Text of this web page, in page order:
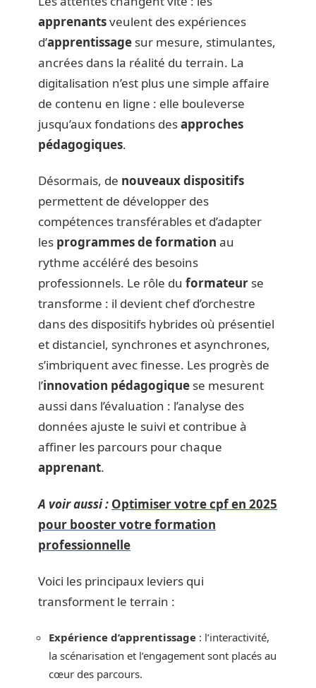
apprenantsveulent des expériences
d’apprentissage sur mesure, stimulantes,
ancrées dans la réalité du terrain. La
digitalisation n’est plus une simple affaire
de contenu en ligne : elle bouleverse
jusqu’aux fondations desapproches
pédagogiques.
Désormais, de nouveaux dispositifs
permettent de développer des
compétences transférables et d’adapter
les programmes de formation au
rythme accéléré des besoins
professionnels. Le rôle du formateur se
transforme : il devient chef d’orchestre
dans des dispositifs hybrides où présentiel
et distanciel, synchrones et asynchrones,
s’imbriquent avec finesse. Les progrès de
l’innovation pédagogique se mesurent
aussi dans l’évaluation : l’analyse des
données ajuste le suivi et contribue à
affiner les parcours pour chaque
apprenant.
A voir aussi : Optimiser votre cpf en 2025
pour booster votre formation
professionnelle
Voici les principaux leviers qui
transforment le terrain :
Expérience d’apprentissage : l’interactivité,
la scénarisation et l’engagement sont placés au
cœur des parcours.